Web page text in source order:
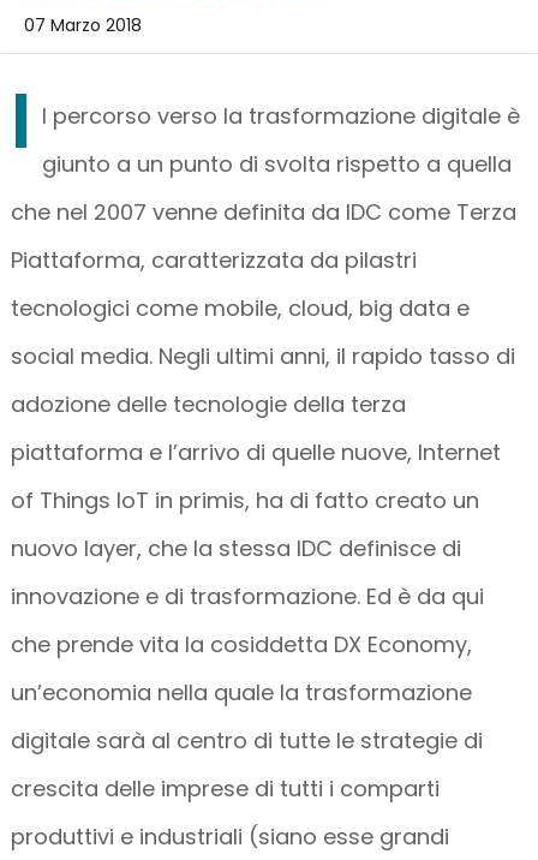
07 Marzo 2018
I l percorso verso la trasformazione digitale è
giunto a un punto di svolta rispetto a quella
che nel 2007 venne definita da IDC come Terza
Piattaforma, caratterizzata da pilastri
tecnologici come mobile, cloud, big data e
social media. Negli ultimi anni, il rapido tasso di
adozione delle tecnologie della terza
piattaforma e l’arrivo di quelle nuove, Internet
of Things IoT in primis, ha di fatto creato un
nuovo layer, che la stessa IDC definisce di
innovazione e di trasformazione. Ed è da qui
che prende vita la cosiddetta DX Economy,
un’economia nella quale la trasformazione
digitale sarà al centro di tutte le strategie di
crescita delle imprese di tutti i comparti
produttivi e industriali (siano esse grandi